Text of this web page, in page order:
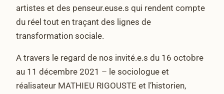
artistes et des penseur.euse.s qui rendent compte
du réel tout en traçant des lignes de
transformation sociale.
A travers le regard de nos invité.e.s du 16 octobre
au 11 décembre 2021 – le sociologue et
réalisateur MATHIEU RIGOUSTE et l’historien,